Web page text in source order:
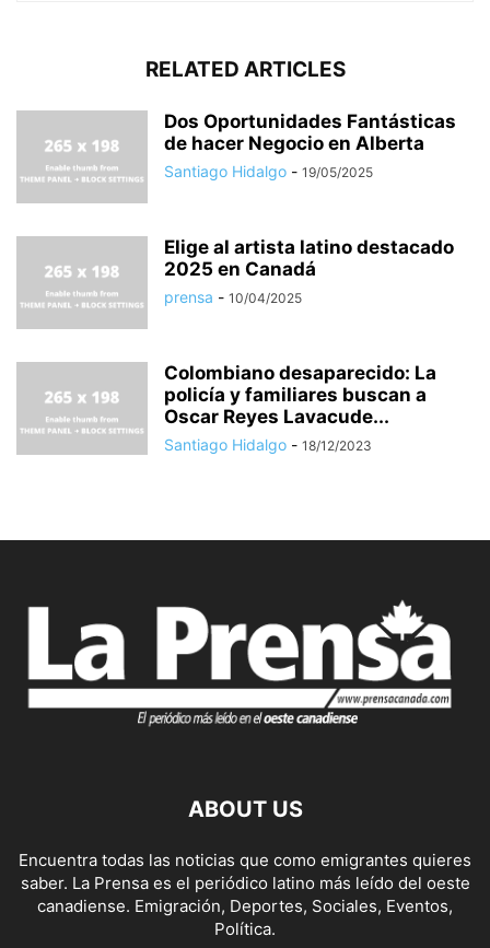
RELATED ARTICLES
Dos Oportunidades Fantásticas
de hacer Negocio en Alberta
Santiago Hidalgo - 19/05/2025
Elige al artista latino destacado
2025 en Canadá
prensa - 10/04/2025
Colombiano desaparecido: La
policía y familiares buscan a
Oscar Reyes Lavacude...
Santiago Hidalgo - 18/12/2023
ABOUT US
Encuentra todas las noticias que como emigrantes quieres
saber. La Prensa es el periódico latino más leído del oeste
canadiense. Emigración, Deportes, Sociales, Eventos,
Política.